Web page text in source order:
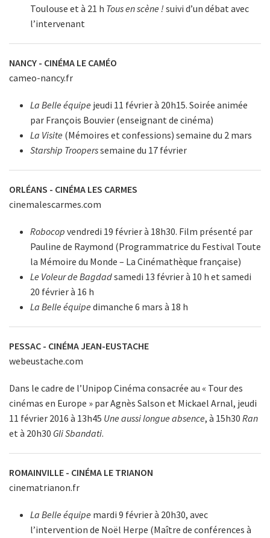
Toulouse et à 21 h Tous en scène ! suivi d’un débat avec
l’intervenant
NANCY - CINÉMA LE CAMÉO
cameo-nancy.fr
La Belle équipe jeudi 11 février à 20h15. Soirée animée
par François Bouvier (enseignant de cinéma)
La Visite (Mémoires et confessions) semaine du 2 mars
Starship Trooperssemaine du 17 février
ORLÉANS - CINÉMA LES CARMES
cinemalescarmes.com
Robocop vendredi 19 février à 18h30. Film présenté par
Pauline de Raymond (Programmatrice du Festival Toute
la Mémoire du Monde – La Cinémathèque française)
Le Voleur de Bagdadsamedi 13 février à 10 h et samedi
20 février à 16 h
La Belle équipe dimanche 6 mars à 18 h
PESSAC - CINÉMA JEAN-EUSTACHE
webeustache.com
Dans le cadre de l’Unipop Cinéma consacrée au « Tour des
cinémas en Europe » par Agnès Salson et Mickael Arnal, jeudi
11 février 2016 à 13h45 Une aussi longue absence, à 15h30 Ran
et à 20h30 Gli Sbandati.
ROMAINVILLE - CINÉMA LE TRIANON
cinematrianon.fr
La Belle équipe mardi 9 février à 20h30, avec
l’intervention de Noël Herpe (Maître de conférences à